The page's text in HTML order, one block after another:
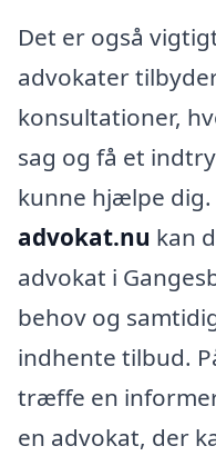
Det er også
advokater
konsultationer,
sag og få et
kunne hjælpe
advokat.nu kan
advokat i
behov og
indhente tilbud.
træffe en
en advokat, der